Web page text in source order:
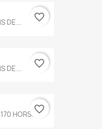
DE... favorite_border
DE... favorite_border
HORS...favorite_border